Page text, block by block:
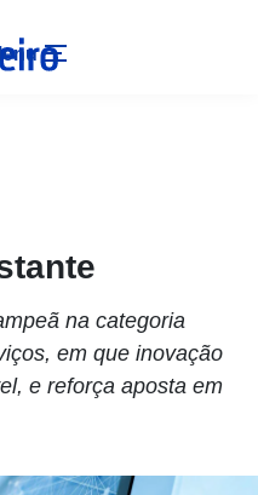
na categoria
em que inovação
e reforça aposta em